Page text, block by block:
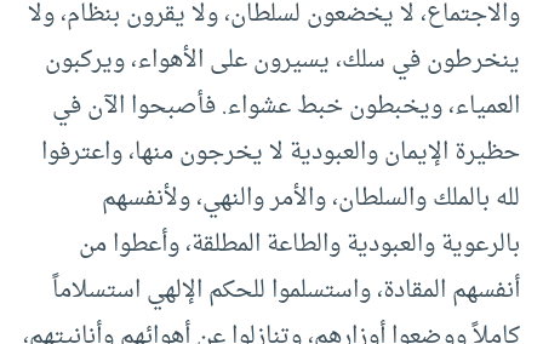
والاجتماع، لا يخضعون لسلطان، ولا يقرون بنظام، ولا
ينخرطون في سلك، يسيرون على الأهواء، ويركبون
العمياء، ويخبطون خبط عشواء. فأصبحوا الآن في
حظيرة الإيمان والعبودية لا يخرجون منها، واعترفوا
لله بالملك والسلطان، والأمر والنهي، ولأنفسهم
بالرعوية والعبودية والطاعة المطلقة، وأعطوا من
أنفسهم المقادة، واستسلموا للحكم الإلهي استسلاماً